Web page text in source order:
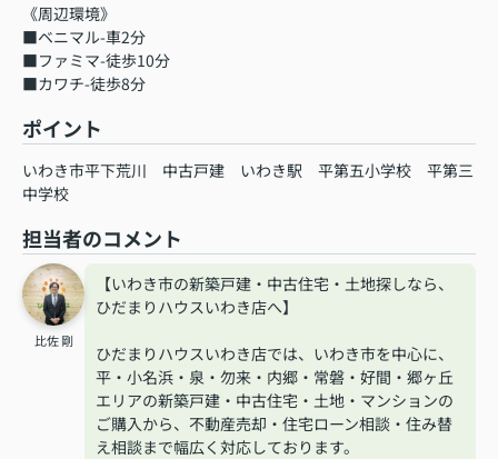
《周辺環境》
■ベニマル-車2分
■ファミマ-徒歩10分
■カワチ-徒歩8分
ポイント
いわき市平下荒川 中古戸建 いわき駅 平第五小学校
平第三
中学校
担当者のコメント
比佐 剛
【いわき市の新築戸建・中古住宅・土地探しなら、
ひだまりハウスいわき店へ】
ひだまりハウスいわき店では、いわき市を中心に、
平・小名浜・泉・勿来・内郷・常磐・好間・郷ヶ丘
エリアの新築戸建・中古住宅・土地・マンションの
ご購入から、不動産売却・住宅ローン相談・住み替
え相談まで幅広く対応しております。